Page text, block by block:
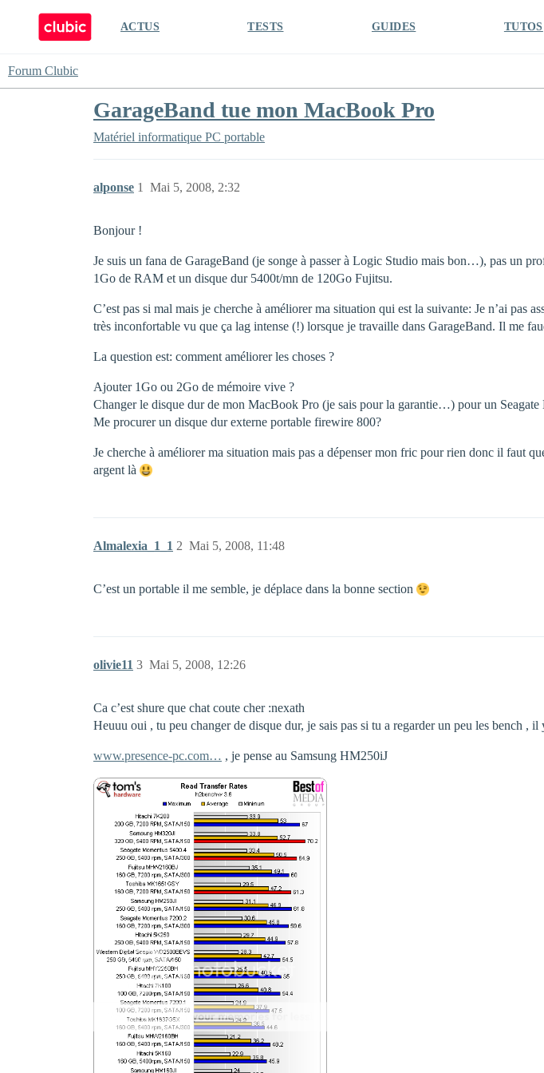
ACTUS TESTS GUIDES TUTOS
Forum Clubic
GarageBand tue mon MacBook Pro
Matériel informatique PC portable
alponse Mai 5, 2008, 2:32
1
Bonjour !
Je suis un fana de GarageBand (je songe à passer à Logic Studio mais bon…), pas un
1Go de RAM et un disque dur 5400t/mn de 120Go Fujitsu.
C’est pas si mal mais je cherche à améliorer ma situation qui est la suivante: Je n’ai pas
très inconfortable vu que ça lag intense (!) lorsque je travaille dans GarageBand. Il me
La question est: comment améliorer les choses ?
Ajouter 1Go ou 2Go de mémoire vive ?
Changer le disque dur de mon MacBook Pro (je sais pour la garantie…) pour un
Me procurer un disque dur externe portable firewire 800?
Je cherche à améliorer ma situation mais pas a dépenser mon fric pour rien donc il faut
argent là
Almalexia_1_1 Mai 5, 2008, 11:48
2
C’est un portable il me semble, je déplace dans la bonne section
olivie11 Mai 5, 2008, 12:26
3
Ca c’est shure que chat coute cher :nexath
Heuuu oui , tu peu changer de disque dur, je sais pas si tu a regarder un peu les bench ,
www.presence-pc.com… , je pense au Samsung HM250iJ